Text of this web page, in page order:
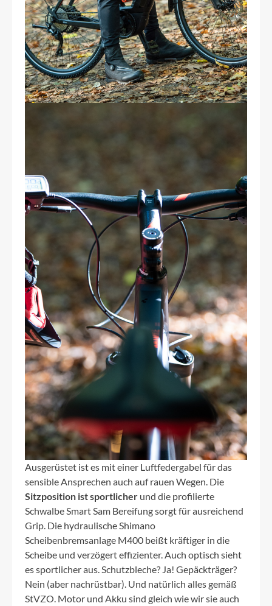
Ausgerüstet ist es mit einer Luftfedergabel für das
sensible Ansprechen auch auf rauen Wegen. Die
Sitzposition ist sportlicher und die profilierte
Schwalbe Smart Sam Bereifung sorgt für ausreichend
Grip. Die hydraulische Shimano
Scheibenbremsanlage M400 beißt kräftiger in die
Scheibe und verzögert effizienter. Auch optisch sieht
es sportlicher aus. Schutzbleche? Ja! Gepäckträger?
Nein (aber nachrüstbar). Und natürlich alles gemäß
StVZO. Motor und Akku sind gleich wie wir sie auch